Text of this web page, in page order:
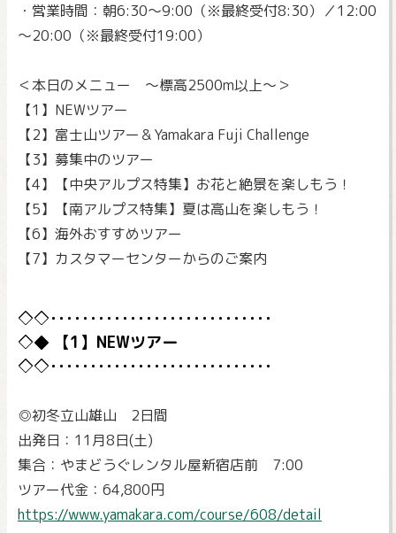
・営業時間：朝6:30～9:00（※最終受付8:30）／12:00
～20:00（※最終受付19:00）
＜本日のメニュー ～標高2500m以上～＞
【1】NEWツアー
【2】富士山ツアー＆Yamakara Fuji Challenge
【3】募集中のツアー
【4】【中央アルプス特集】お花と絶景を楽しもう！
【5】【南アルプス特集】夏は高山を楽しもう！
【6】海外おすすめツアー
【7】カスタマーセンターからのご案内
【1】NEWツアー
◎初冬立山雄山 2日間
出発日：11月8日(土)
集合：やまどうぐレンタル屋新宿店前 7:00
ツアー代金：64,800円
https://www.yamakara.com/course/608/detail